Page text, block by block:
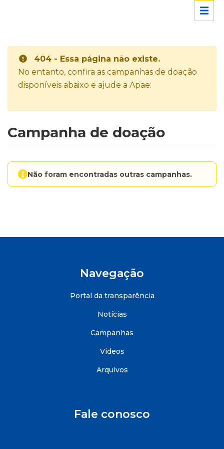
404 - Essa página não existe.
No entanto, confira as campanhas de doação
disponíveis abaixo e ajude a Apae:
Campanha de doação
Não foram encontradas outras campanhas.
Navegação
Portal da transparência
Notícias
Campanhas
Videos
Arquivos
Fale conosco